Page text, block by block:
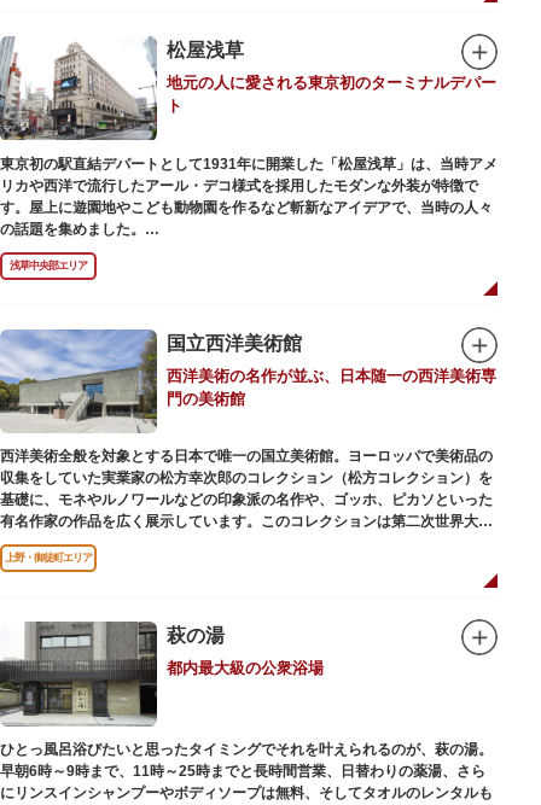
松屋浅草
地元の人に愛される東京初のターミナルデパー
ト
東京初の駅直結デパートとして1931年に開業した「松屋浅草」は、当時アメ
リカや西洋で流行したアール・デコ様式を採用したモダンな外装が特徴で
す。屋上に遊園地やこども動物園を作るなど斬新なアイデアで、当時の人々
の話題を集めました。
現在は、B1階から地上3階までが松屋浅草の売り場。2012年のリニューアル
で建設当時のシンボル・大時計も復活し、昭和の面影を残す百貨店は今でも
人々に親しまれています。地上1階は 浅草らしい下町銘菓をはじめ、全国か
なので、お土産購入にも便利です。
浅草中央部エリア
国立西洋美術館
西洋美術の名作が並ぶ、日本随一の西洋美術専
門の美術館
西洋美術全般を対象とする日本で唯一の国立美術館。ヨーロッパで美術品の
収集をしていた実業家の松方幸次郎のコレクション（松方コレクション）を
基礎に、モネやルノワールなどの印象派の名作や、ゴッホ、ピカソといった
有名作家の作品を広く展示しています。このコレクションは第二次世界大戦
中にフランス政府に接収され、戦後に専用の美術館を創設することを条件に
日本へ寄贈返還されました。
もの。「ル・コルビュジエの建築作品－近代建築運動への顕著な貢献－」の
構成資産の一つとして東京初の世界文化遺産に登録されています。前庭にも
ロダンの彫刻が展示されており、散策しながら美術鑑賞を楽しめるのも魅力
のひとつ。 ボランティア・スタッフと一緒に鑑賞する「美術トーク」や、解
説を聞きながら本館や前庭を一緒に歩く「建築ツアー」など、初めての来館
でも気軽に楽しめるプログラムも用意されています。
上野・御徒町エリア
萩の湯
都内最大級の公衆浴場
ひとっ風呂浴びたいと思ったタイミングでそれを叶えられるのが、萩の湯。
早朝6時～9時まで、11時～25時までと長時間営業、日替わりの薬湯、さら
にリンスインシャンプーやボディソープは無料、そしてタオルのレンタルも